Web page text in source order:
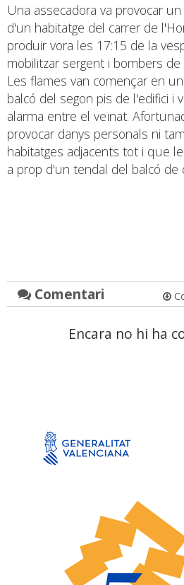
Una assecadora va provocar
d'un habitatge del carrer de
produir vora les 17:15 de la
mobilitzar sergent i bombers de
Les flames van començar en
balcó del segon pis de l'edifici i
alarma entre el veïnat.
provocar danys personals ni
habitatges adjacents tot i que
a prop d'un tendal del balcó de
Comentari
Encara no hi ha